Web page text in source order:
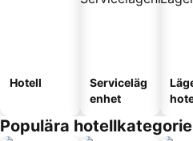
Hotell
Serviceläg
enhet
Populära